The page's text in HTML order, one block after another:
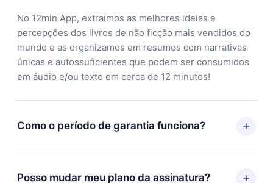
No 12min App, extraímos as melhores ideias e
percepções dos livros de não ficção mais vendidos do
mundo e as organizamos em resumos com narrativas
únicas e autossuficientes que podem ser consumidos
em áudio e/ou texto em cerca de 12 minutos!
Como o período de garantia funciona?
Você pode baixar nosso aplicativo e começar a
aproveitar nossa biblioteca. Se por algum motivo não
Posso mudar meu plano da assinatura?